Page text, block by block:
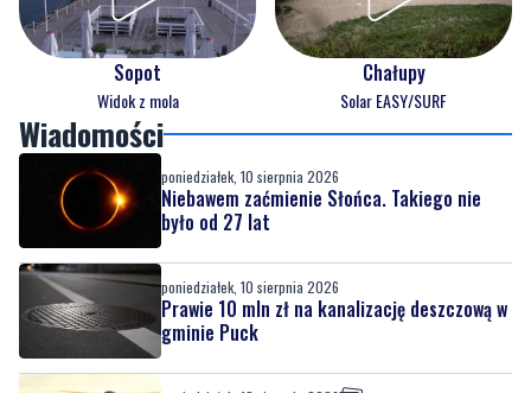
Sopot
Widok z mola
Chałupy
Solar EASY/SURF
Wiadomości
poniedziałek, 10 sierpnia 2026
Niebawem zaćmienie Słońca. Takiego nie
było od 27 lat
poniedziałek, 10 sierpnia 2026
Prawie 10 mln zł na kanalizację deszczową w
gminie Puck